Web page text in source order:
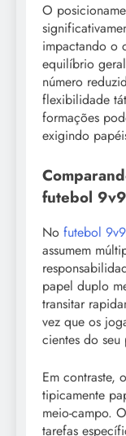
O
impactando o
equilíbrio
número
flexibilidade
formações
exigindo
futebol
No futebol 9v9
assumem
papel duplo
transitar
vez que os
cientes do seu
Em contraste,
tipicamente
meio-campo.
tarefas